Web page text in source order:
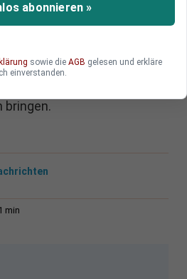
Hafenstadt Calais kam
blockierten die
Lastwagen zu gelangen.
bringen.
min
abonnieren »
sowie die AGB gelesen und erkläre
einverstanden.